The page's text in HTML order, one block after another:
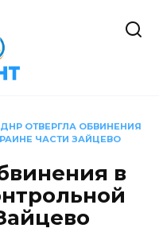
ДНР ОТВЕРГЛА ОБВИНЕНИЯ
ЧАСТИ ЗАЙЦЕВО
в